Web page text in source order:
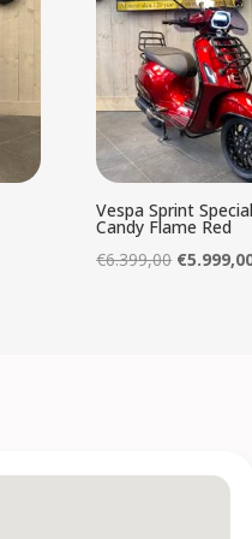
Vespa Sprint
Candy Flame Red
€6.399,00 €